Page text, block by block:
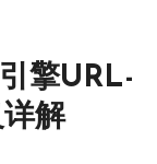
擎URL-
解